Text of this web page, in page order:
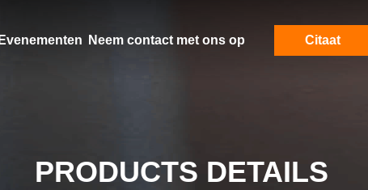
Evenementen Neem contact met ons op Citaat
PRODUCTS DETAILS